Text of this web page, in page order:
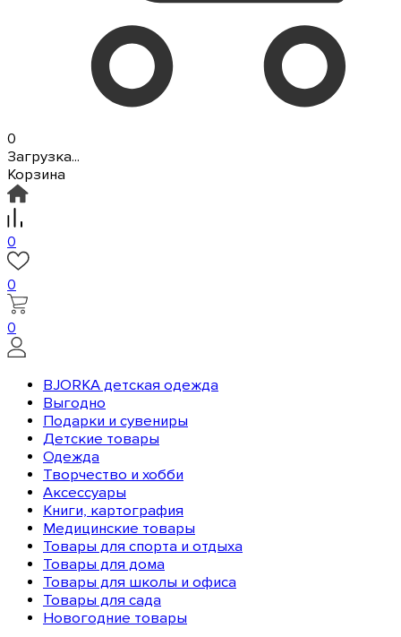
0
Загрузка...
Корзина
0
0
0
BJORKA детская одежда
Выгодно
Подарки и сувениры
Детские товары
Одежда
Творчество и хобби
Аксессуары
Книги, картография
Медицинские товары
Товары для спорта и отдыха
Товары для дома
Товары для школы и офиса
Товары для сада
Новогодние товары